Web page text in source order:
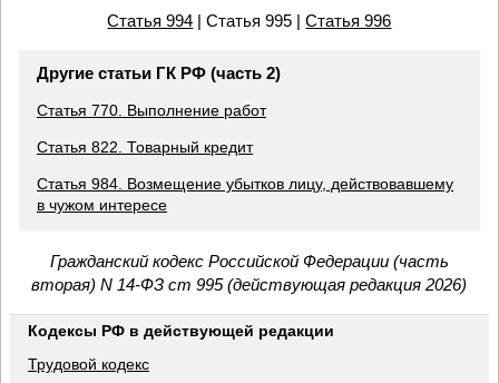
Статья 994 | Статья 995 |Статья 996
Другие статьи ГК РФ (часть 2)
Статья 770. Выполнение работ
Статья 822. Товарный кредит
Статья 984. Возмещение убытков лицу, действовавшему
в чужом интересе
Гражданский кодекс Российской Федерации (часть
вторая) N 14-ФЗ ст 995 (действующая редакция 2026)
Кодексы РФ в действующей редакции
Трудовой кодекс